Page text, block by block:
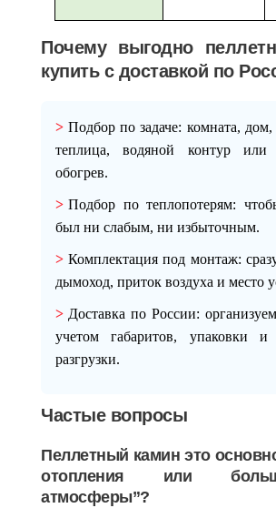
Почему выгодно
купить с доставкой по
Подбор по задаче: комната, дом,
теплица, водяной контур или
обогрев.
Подбор по теплопотерям:
был ни слабым, ни избыточным.
Комплектация под монтаж:
дымоход, приток воздуха и место
Доставка по России:
учетом габаритов, упаковки и
разгрузки.
Частые вопросы
Пеллетный камин это
отопления или
атмосферы”?